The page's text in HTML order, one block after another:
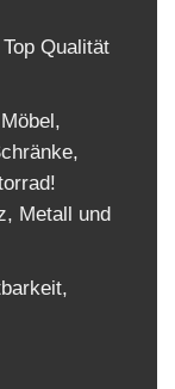
Qualität
Metall und